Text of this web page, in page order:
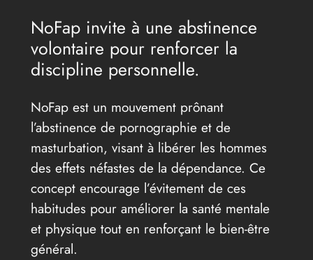
NoFap invite à une abstinence
volontaire pour renforcer la
discipline personnelle.
NoFap est un mouvement prônant
l’abstinence de pornographie et de
masturbation, visant à libérer les hommes
des effets néfastes de la dépendance. Ce
concept encourage l’évitement de ces
habitudes pour améliorer la santé mentale
et physique tout en renforçant le bien-être
général.